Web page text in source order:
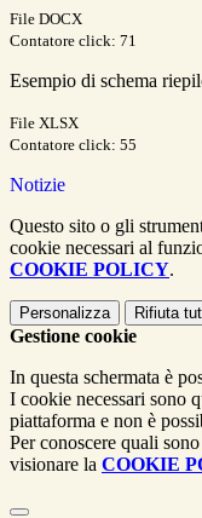
File DOCX
Contatore click: 71
Esempio di schema
File XLSX
Contatore click: 55
Notizie
Questo sito o gli
cookie necessari al
COOKIE POLICY.
Personalizza Rifiuta
Gestione cookie
In questa schermata è
I cookie necessari sono
piattaforma e non è
Per conoscere quali
visionare la COOKIE